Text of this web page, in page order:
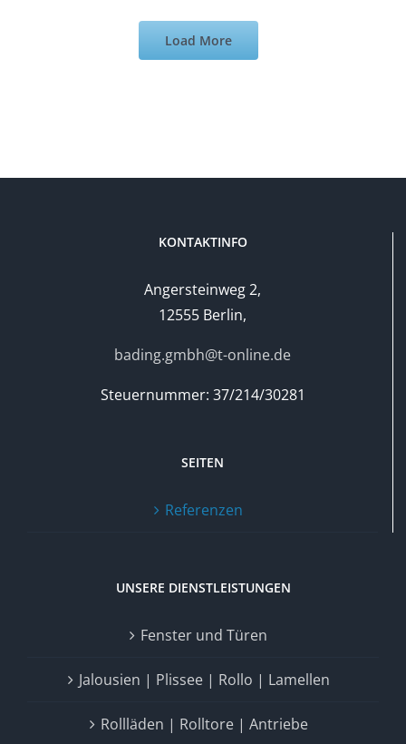
Load More
KONTAKTINFO
Angersteinweg 2,
12555 Berlin,
bading.gmbh@t-online.de
Steuernummer: 37/214/30281
SEITEN
Referenzen
UNSERE DIENSTLEISTUNGEN
Fenster und Türen
Jalousien | Plissee | Rollo | Lamellen
Rollläden | Rolltore | Antriebe